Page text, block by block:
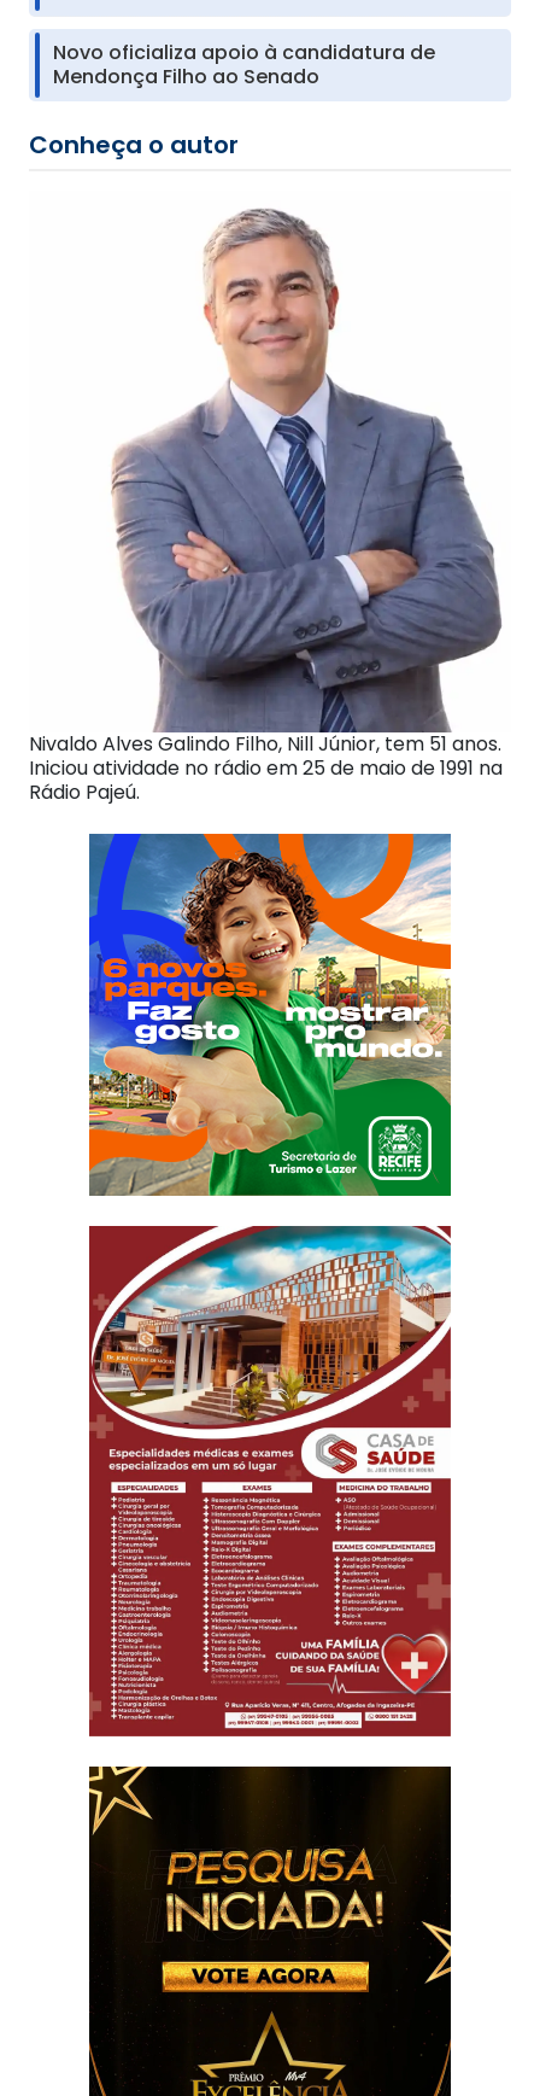
Novo oficializa apoio à candidatura de
Mendonça Filho ao Senado
Conheça o autor
Nivaldo Alves Galindo Filho, Nill Júnior, tem 51 anos.
Iniciou atividade no rádio em 25 de maio de 1991 na
Rádio Pajeú.